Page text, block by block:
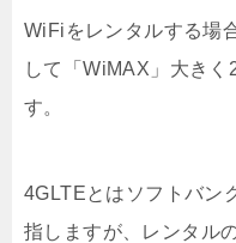
WiFiをレンタルする場
して「WiMAX」大きく
す。
4GLTEとはソフトバン
指しますが、レンタル